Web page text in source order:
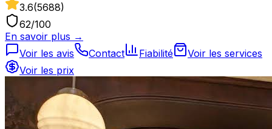
3.6(5688)
62/100
En savoir plus →
Voir les avis
Contact Fiabilité
Voir les services
Voir les prix